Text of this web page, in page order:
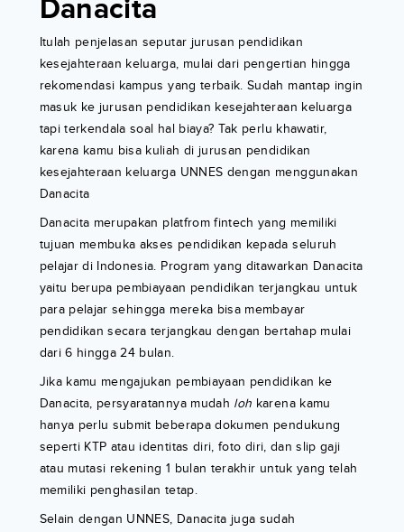
Danacita
Itulah penjelasan seputar jurusan pendidikan
kesejahteraan keluarga, mulai dari pengertian hingga
rekomendasi kampus yang terbaik. Sudah mantap ingin
masuk ke jurusan pendidikan kesejahteraan keluarga
tapi terkendala soal hal biaya? Tak perlu khawatir,
karena kamu bisa kuliah di jurusan pendidikan
kesejahteraan keluarga UNNES dengan menggunakan
Danacita
Danacita merupakan platfrom fintech yang memiliki
tujuan membuka akses pendidikan kepada seluruh
pelajar di Indonesia. Program yang ditawarkan Danacita
yaitu berupa pembiayaan pendidikan terjangkau untuk
para pelajar sehingga mereka bisa membayar
pendidikan secara terjangkau dengan bertahap mulai
dari 6 hingga 24 bulan.
Jika kamu mengajukan pembiayaan pendidikan ke
Danacita, persyaratannya mudah loh karena kamu
hanya perlu submit beberapa dokumen pendukung
seperti KTP atau identitas diri, foto diri, dan slip gaji
atau mutasi rekening 1 bulan terakhir untuk yang telah
memiliki penghasilan tetap.
Selain dengan UNNES, Danacita juga sudah